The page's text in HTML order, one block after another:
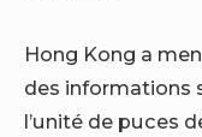
Hong Kong a
des informations
l’unité de puces